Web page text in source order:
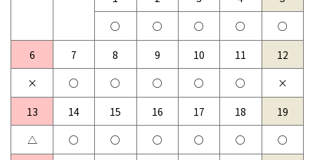
6 7 8 9 10 11 12
13 14 15 16 17 18 19